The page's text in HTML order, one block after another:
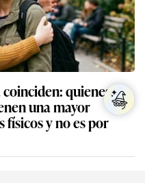
quienes no
una mayor
físicos y no es por